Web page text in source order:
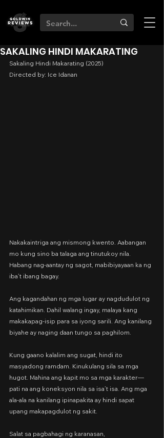
SAKALING HINDI MAKARATING
Sakaling Hindi Makarating (2025)
Directed by: Ice Idanan
Nakakaintriga ang mismong kwento. Aabangan
mo kung sino ba talaga ang tinutukoy nila.
Habang nag-aantay ng sagot, mabibiyayaan ka ng
iba’t ibang bagay.
Ang kagandahan ng mga lugar ay nagdudulot ng
katahimikan. Dahil walang ingay, malaya kang
makakapag-isip para sa iyong sarili. Ang kanilang
biyahe ay naging daan tungo sa paghilom.
Kung gaano kalalim ang sugat, hindi ito
masyadong ramdam. Kinukulang sila sa mga
hugot. Mahina ang kapit mo sa mga karakter—
pati na ang koneksyon nila sa isa’t isa. Ang mga
ala-ala na kanilang ipinapakita ay hindi sapat
upang makapagdulot ng sakit.
Salat sa pagbahagi ng karanasan,